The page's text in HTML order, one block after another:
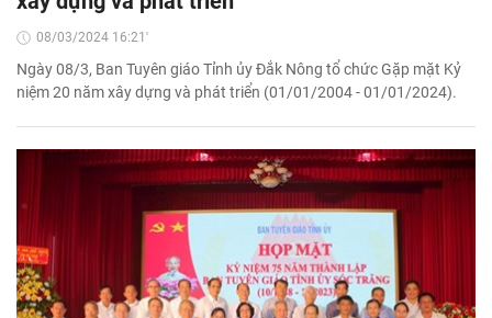
08/03/2024 16:21'
Ngày 08/3, Ban Tuyên giáo Tỉnh ủy Đắk Nông tổ chức Gặp mặt Kỷ
niệm 20 năm xây dựng và phát triển (01/01/2004 - 01/01/2024).